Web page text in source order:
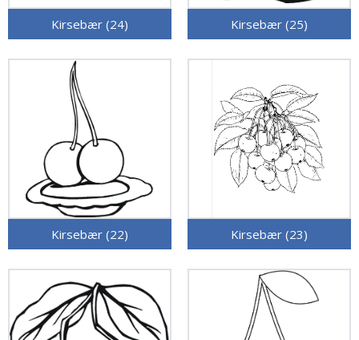
Kirsebær (24) Kirsebær (25)
Kirsebær (22) Kirsebær (23)